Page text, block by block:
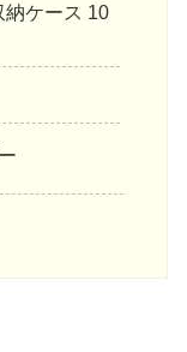
納ケース 10